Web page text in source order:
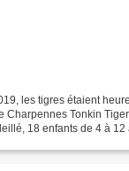
les tigres étaient
Charpennes Tonkin
18 enfants de 4 à 12